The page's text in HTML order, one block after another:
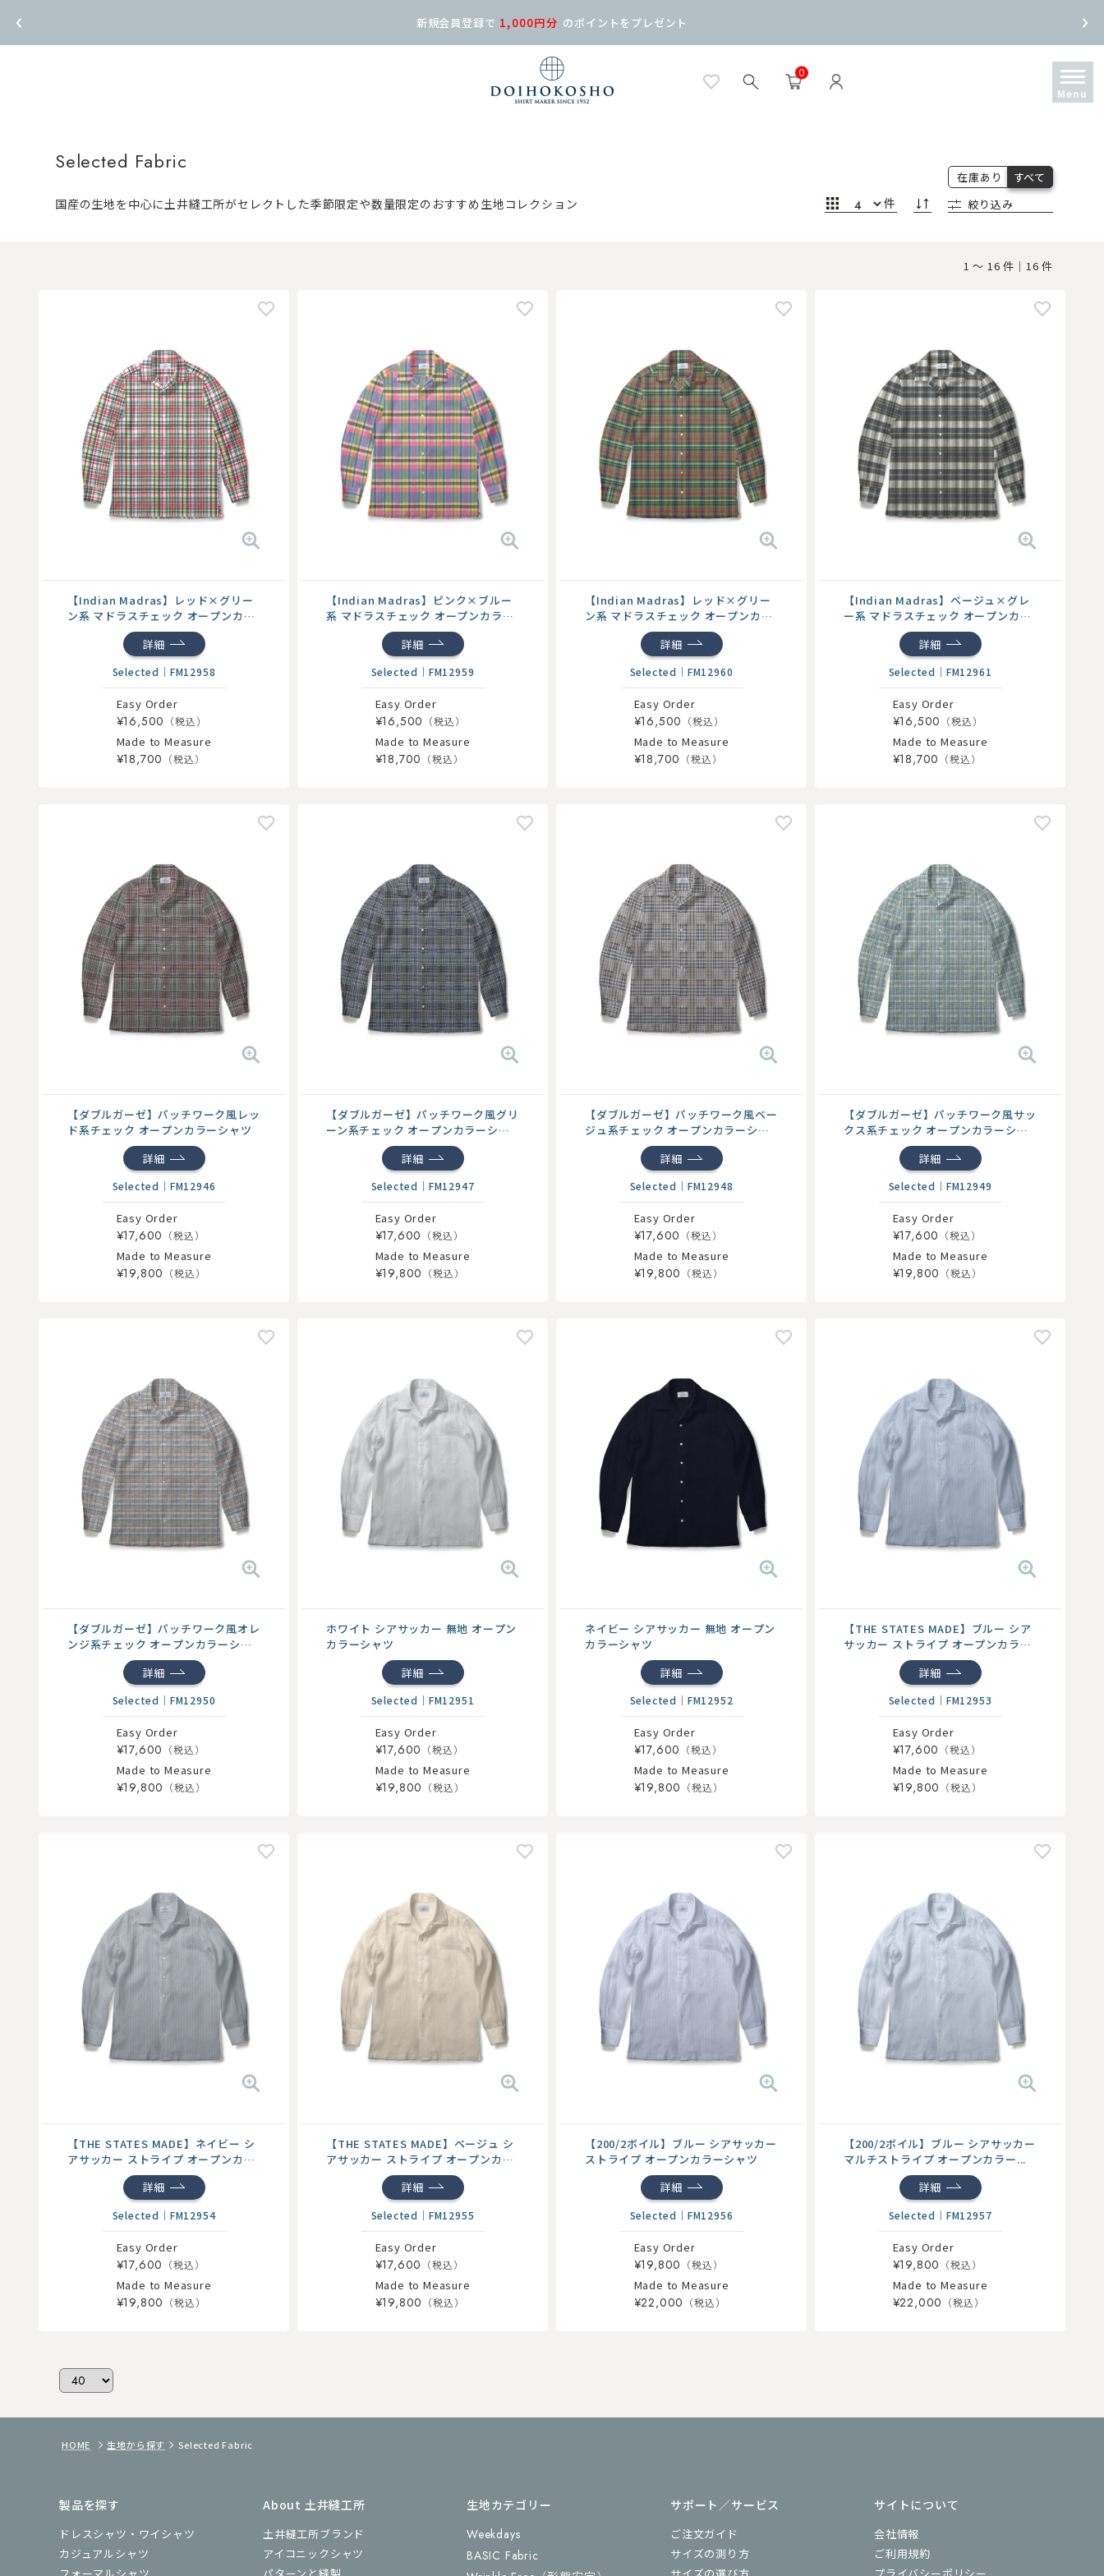
0
新規会員登録で 1,000円分 のポイントをプレゼント
Selected Fabric
国産の生地を中心に土井縫工所がセレクトした季節限定や数量限定のおすすめ生地コレクション 件
在庫あり
すべて
絞り込み
1 ～ 16 件｜16 件
【Indian Madras】レッド×グリー
ン系 マドラスチェック オープンカラ
詳細
Selected ｜ FM12958
Easy Order
¥16,500
Made to Measure
¥18,700
【Indian Madras】ピンク×ブルー
系 マドラスチェック オープンカラー
詳細
Selected ｜ FM12959
Easy Order
¥16,500
Made to Measure
¥18,700
【Indian Madras】レッド×グリー
ン系 マドラスチェック オープンカラ
詳細
Selected ｜ FM12960
Easy Order
¥16,500
Made to Measure
¥18,700
【Indian Madras】ベージュ×グレ
ー系 マドラスチェック オープンカラ
詳細
Selected ｜ FM12961
Easy Order
¥16,500
Made to Measure
¥18,700
【ダブルガーゼ】パッチワーク風レッ
ド系チェック オープンカラーシャツ
詳細
Selected ｜ FM12946
Easy Order
¥17,600
Made to Measure
¥19,800
【ダブルガーゼ】パッチワーク風グリ
ーン系チェック オープンカラーシャ
詳細
Selected ｜ FM12947
Easy Order
¥17,600
Made to Measure
¥19,800
【ダブルガーゼ】パッチワーク風ベー
ジュ系チェック オープンカラーシャ
詳細
Selected ｜ FM12948
Easy Order
¥17,600
Made to Measure
¥19,800
【ダブルガーゼ】パッチワーク風サッ
クス系チェック オープンカラーシャ
詳細
Selected ｜ FM12949
Easy Order
¥17,600
Made to Measure
¥19,800
【ダブルガーゼ】パッチワーク風オレ
ンジ系チェック オープンカラーシャ
詳細
Selected FM12950
Easy Order
¥17,600
Made to Measure
¥19,800
ホワイト シアサッカー 無地 オープン
カラーシャツ
詳細
Selected FM12951
Easy Order
¥17,600
Made to Measure
¥19,800
ネイビー シアサッカー 無地 オープン
カラーシャツ
詳細
Selected FM12952
Easy Order
¥17,600
Made to Measure
¥19,800
【THE STATES MADE】ブルー シア
サッカー ストライプ オープンカラー
詳細
Selected FM12953
Easy Order
¥17,600
Made to Measure
¥19,800
【THE STATES MADE】ネイビー シ
アサッカー ストライプ オープンカラ
詳細
Selected ｜ FM12954
Easy Order
¥17,600
Made to Measure
¥19,800
【THE STATES MADE】ベージュ シ
アサッカー ストライプ オープンカラ
詳細
Selected ｜ FM12955
Easy Order
¥17,600
Made to Measure
¥19,800
【200/2ボイル】ブルー シアサッカー
ストライプ オープンカラーシャツ
詳細
Selected ｜ FM12956
Easy Order
¥19,800
Made to Measure
¥22,000
【200/2ボイル】ブルー シアサッカー
マルチストライプ オープンカラー...
詳細
Selected ｜ FM12957
Easy Order
¥19,800
Made to Measure
¥22,000
HOME 生地から探す Selected Fabric
製品を探す
ドレスシャツ・ワイシャツ
カジュアルシャツ
About 土井縫工所
土井縫工所ブランド
アイコニックシャツ
生地カテゴリー
Weekdays
BASIC Fabric
サポート／サービス
ご注文ガイド
サイズの測り方
サイトについて
会社情報
ご利用規約